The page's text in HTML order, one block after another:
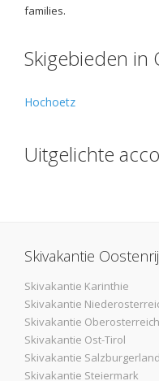
families.
Skigebieden in
Hochoetz
Uitgelichte
Skivakantie
Skivakantie Karinthie
Skivakantie
Skivakantie Oberosterreich
Skivakantie Ost-Tirol
Skivakantie Salzburgerland
Skivakantie Steiermark